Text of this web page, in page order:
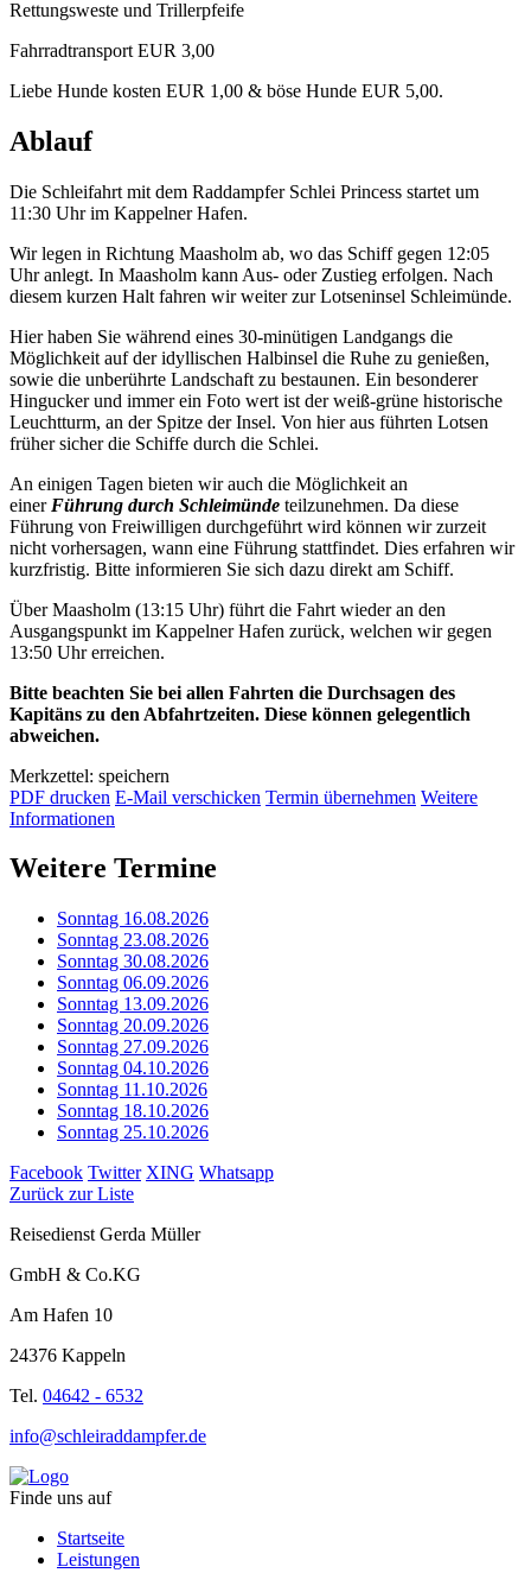
Rettungsweste und Trillerpfeife
Fahrradtransport EUR 3,00
Liebe Hunde kosten EUR 1,00 & böse Hunde EUR 5,00.
Ablauf
Die Schleifahrt mit dem Raddampfer Schlei Princess startet um
11:30 Uhr im Kappelner Hafen.
Wir legen in Richtung Maasholm ab, wo das Schiff gegen 12:05
Uhr anlegt. In Maasholm kann Aus- oder Zustieg erfolgen. Nach
diesem kurzen Halt fahren wir weiter zur Lotseninsel Schleimünde.
Hier haben Sie während eines 30-minütigen Landgangs die
Möglichkeit auf der idyllischen Halbinsel die Ruhe zu genießen,
sowie die unberührte Landschaft zu bestaunen. Ein besonderer
Hingucker und immer ein Foto wert ist der weiß-grüne historische
Leuchtturm, an der Spitze der Insel. Von hier aus führten Lotsen
früher sicher die Schiffe durch die Schlei.
An einigen Tagen bieten wir auch die Möglichkeit an
einer Führung durch Schleimünde teilzunehmen. Da diese
Führung von Freiwilligen durchgeführt wird können wir zurzeit
nicht vorhersagen, wann eine Führung stattfindet. Dies erfahren wir
kurzfristig. Bitte informieren Sie sich dazu direkt am Schiff.
Über Maasholm (13:15 Uhr) führt die Fahrt wieder an den
Ausgangspunkt im Kappelner Hafen zurück, welchen wir gegen
13:50 Uhr erreichen.
Bitte beachten Sie bei allen Fahrten die Durchsagen des
Kapitäns zu den Abfahrtzeiten. Diese können gelegentlich
abweichen.
Merkzettel: speichern
PDF drucken E-Mail verschicken Termin übernehmen Weitere
Informationen
Weitere Termine
Sonntag 16.08.2026
Sonntag 23.08.2026
Sonntag 30.08.2026
Sonntag 06.09.2026
Sonntag 13.09.2026
Sonntag 20.09.2026
Sonntag 27.09.2026
Sonntag 04.10.2026
Sonntag 11.10.2026
Sonntag 18.10.2026
Sonntag 25.10.2026
Facebook Twitter XING Whatsapp
Zurück zur Liste
Reisedienst Gerda Müller
GmbH & Co.KG
Am Hafen 10
24376 Kappeln
Tel. 04642 - 6532
info@schleiraddampfer.de
Finde uns auf
Startseite
Leistungen